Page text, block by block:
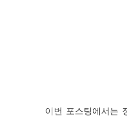
이번 포스팅에서는